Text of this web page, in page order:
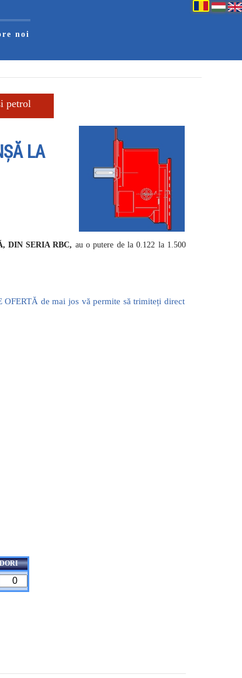
noi
petrol
LA
DIN SERIA RBC, au o putere de la 0.122 la 1.500
de mai jos vă permite să trimiteți direct